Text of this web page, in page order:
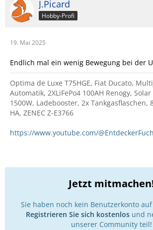
J.Picard
Hobby-Profi
19. Mai 2025
Endlich mal ein wenig Bewegung bei der
Optima de Luxe T75HGE, Fiat Ducato,
Automatik, 2XLiFePo4 100AH Renogy, Solar
1500W, Ladebooster, 2x Tankgasflaschen,
HA, ZENEC Z-E3766
https://www.youtube.com/
Jetzt
Sie haben noch kein Benutzerkonto
Registrieren Sie sich kostenlosund
unserer Community teil!